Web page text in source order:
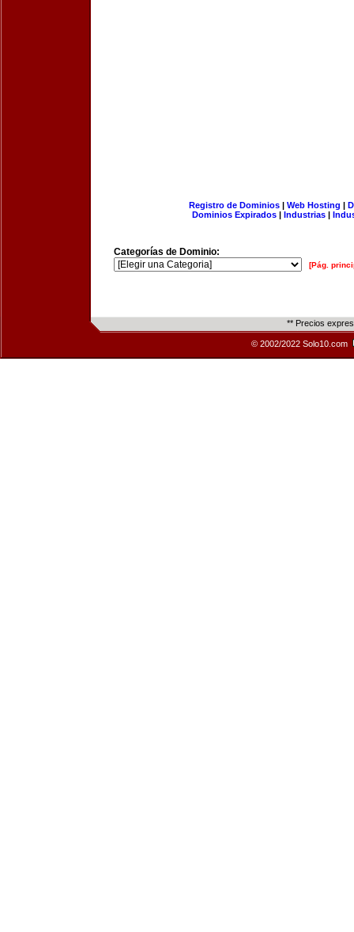
Registro de Dominios| Web Hosting |
Dominios Expirados | Industrias |
Categorías de Dominio:
[Pág.
** Precios
© 2002/2022 Solo10.com